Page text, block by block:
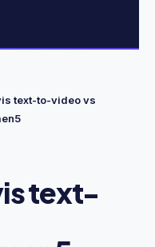
text-to-video vs
text-